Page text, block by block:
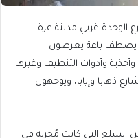
غربي مدينة غزة،
يصطف باعة يعرضون
وأدوات التنظيف وغيرها
ذهابا وإيابا، ويوجهون
السلع التي كانت مُخزنة في